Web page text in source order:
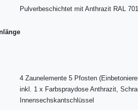
Pulverbeschichtet mit Anthrazit RAL
4 Zaunelemente 5 Pfosten
inkl. 1 x Farbspraydose Anthrazit,
Innensechskantschlüssel